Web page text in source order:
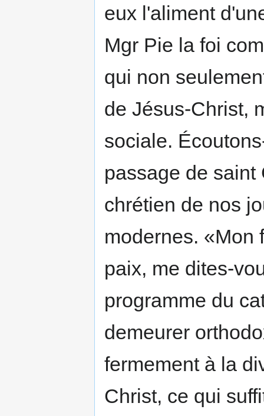
eux l'aliment
Mgr Pie la foi
qui non
de Jésus-Christ,
sociale.
passage de saint
chrétien de nos
modernes. «Mon
paix, me dites-
programme du
demeurer
fermement à la
Christ, ce qui